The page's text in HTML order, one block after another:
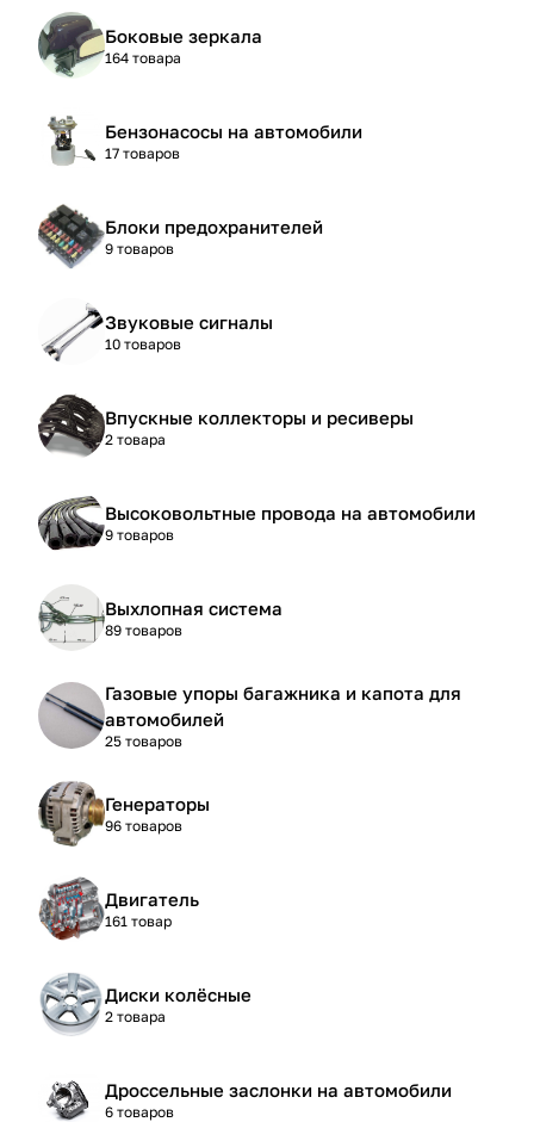
Боковые зеркала
164 товара
Бензонасосы на автомобили
17 товаров
Блоки предохранителей
9 товаров
Звуковые сигналы
10 товаров
Впускные коллекторы и ресиверы
2 товара
Высоковольтные провода на автомобили
9 товаров
Выхлопная система
89 товаров
Газовые упоры багажника и капота для
автомобилей
25 товаров
Генераторы
96 товаров
Двигатель
161 товар
Диски колёсные
2 товара
Дроссельные заслонки на автомобили
6 товаров